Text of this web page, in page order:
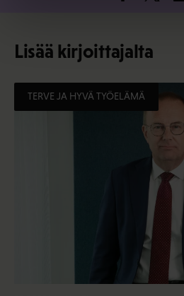
Lisää kirjoittajalta
TERVE JA HYVÄ TYÖELÄMÄ